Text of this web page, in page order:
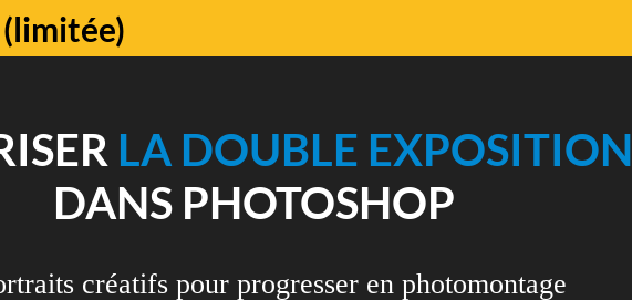
(limitée)
LA DOUBLE EXPOSITION
DANS PHOTOSHOP
créatifs pour progresser en photomontage